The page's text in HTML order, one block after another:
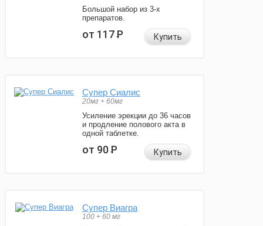
Большой набор из 3-х
препаратов.
от 117Р Купить
Супер Сиалис
20мг + 60мг
Усиление эрекции до 36 часов
и продление полового акта в
одной таблетке.
от 90Р Купить
Супер Виагра
100 + 60 мг